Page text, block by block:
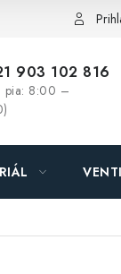
& JANTON
903 102 816
pia: 8:00 –